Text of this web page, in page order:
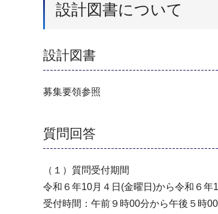
設計図書について
設計図書
募集要領参照
質問回答
（１）質問受付期間
令和６年10月４日(金曜日)から令和６年
受付時間：午前９時00分から午後５時